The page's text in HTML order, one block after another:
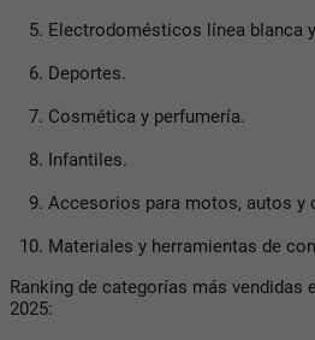
Electrodomésticos línea blanca
Deportes.
Cosmética y perfumería.
Infantiles.
Accesorios para motos, autos y
Materiales y herramientas de
Ranking de categorías más vendidas
2025: